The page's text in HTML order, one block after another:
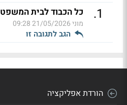
1
. כל הכבוד לבית המשפט
מוני21/05/2026 09:28
הגב לתגובה זו
הורדת אפליקציה